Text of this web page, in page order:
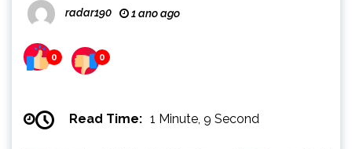
radar190 1 ano ago
0 0
Read Time: 1 Minute, 9 Second